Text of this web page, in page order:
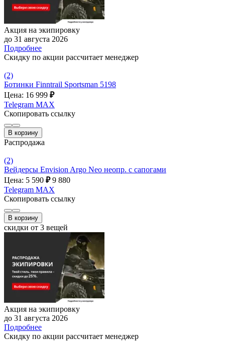
Акция на экипировку
до 31 августа 2026
Подробнее
Скидку по акции рассчитает менеджер
(2)
Ботинки Finntrail Sportsman 5198
Цена: 16 999 ₽
Telegram MAX
Скопировать ссылку
В корзину
Распродажа
(2)
Вейдерсы Envision Argo Neo неопр. с сапогами
Цена: 5 590 ₽ 9 880
Telegram MAX
Скопировать ссылку
В корзину
скидки от 3 вещей
Акция на экипировку
до 31 августа 2026
Подробнее
Скидку по акции рассчитает менеджер